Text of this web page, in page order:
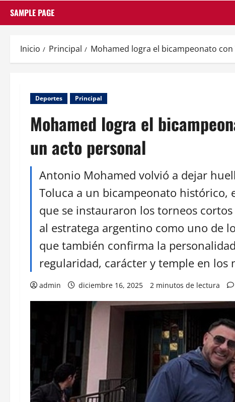
SAMPLE PAGE
Inicio Principal Mohamed logra el bicampeonato
Deportes Principal
Mohamed logra el
un acto personal
Antonio Mohamed volvió a dejar
Toluca a un bicampeonato histórico,
que se instauraron los torneos
al estratega argentino como uno de
que también confirma la
regularidad, carácter y temple en los
admin diciembre 16, 2025 2 minutos de lectura